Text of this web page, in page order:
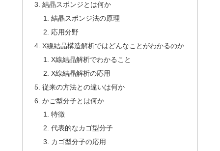
結晶スポンジとは何か
結晶スポンジ法の原理
応用分野
X線結晶構造解析ではどんなことがわかるのか
X線結晶解析でわかること
X線結晶解析の応用
従来の方法との違いは何か
かご型分子とは何か
特徴
代表的なカゴ型分子
カゴ型分子の応用